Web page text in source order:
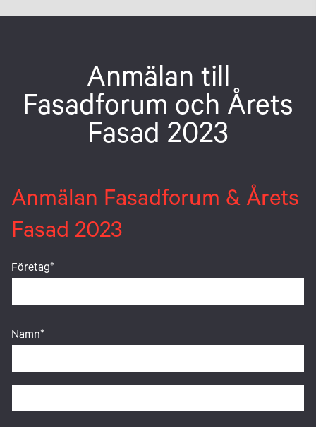
Anmälan till
Fasadforum och Årets
Fasad 2023
Anmälan Fasadforum & Årets
Fasad 2023
Företag*
Namn*